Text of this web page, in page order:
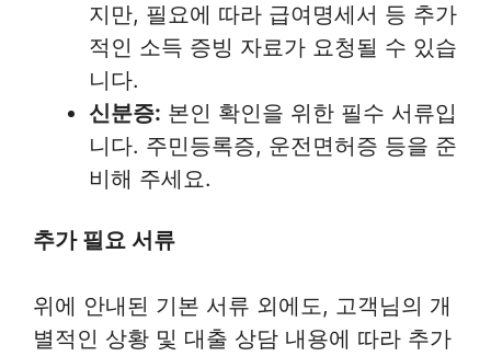
지만, 필요에 따라 급여명세서 등 추가
적인 소득 증빙 자료가 요청될 수 있습
니다.
신분증: 본인 확인을 위한 필수 서류입
니다. 주민등록증, 운전면허증 등을 준
비해 주세요.
추가 필요 서류
위에 안내된 기본 서류 외에도, 고객님의 개
별적인 상황 및 대출 상담 내용에 따라 추가